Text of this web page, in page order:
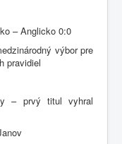
– Anglicko 0:0
výbor pre
pravidiel
– prvý titul vyhral